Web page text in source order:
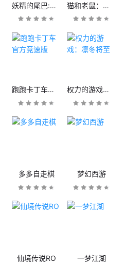
妖精的尾巴:魔导少年 猫和老鼠：欢乐互动
跑跑卡丁车官方竞速版 权力的游戏：凛冬将至
多多自走棋 梦幻西游
仙境传说RO 一梦江湖